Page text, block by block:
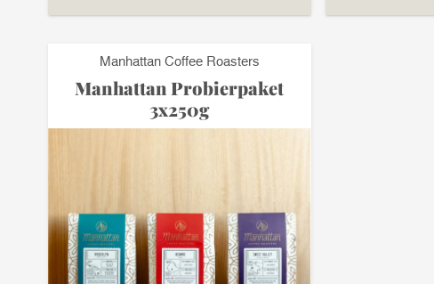
Manhattan Coffee Roasters
Manhattan Probierpaket
3x250g